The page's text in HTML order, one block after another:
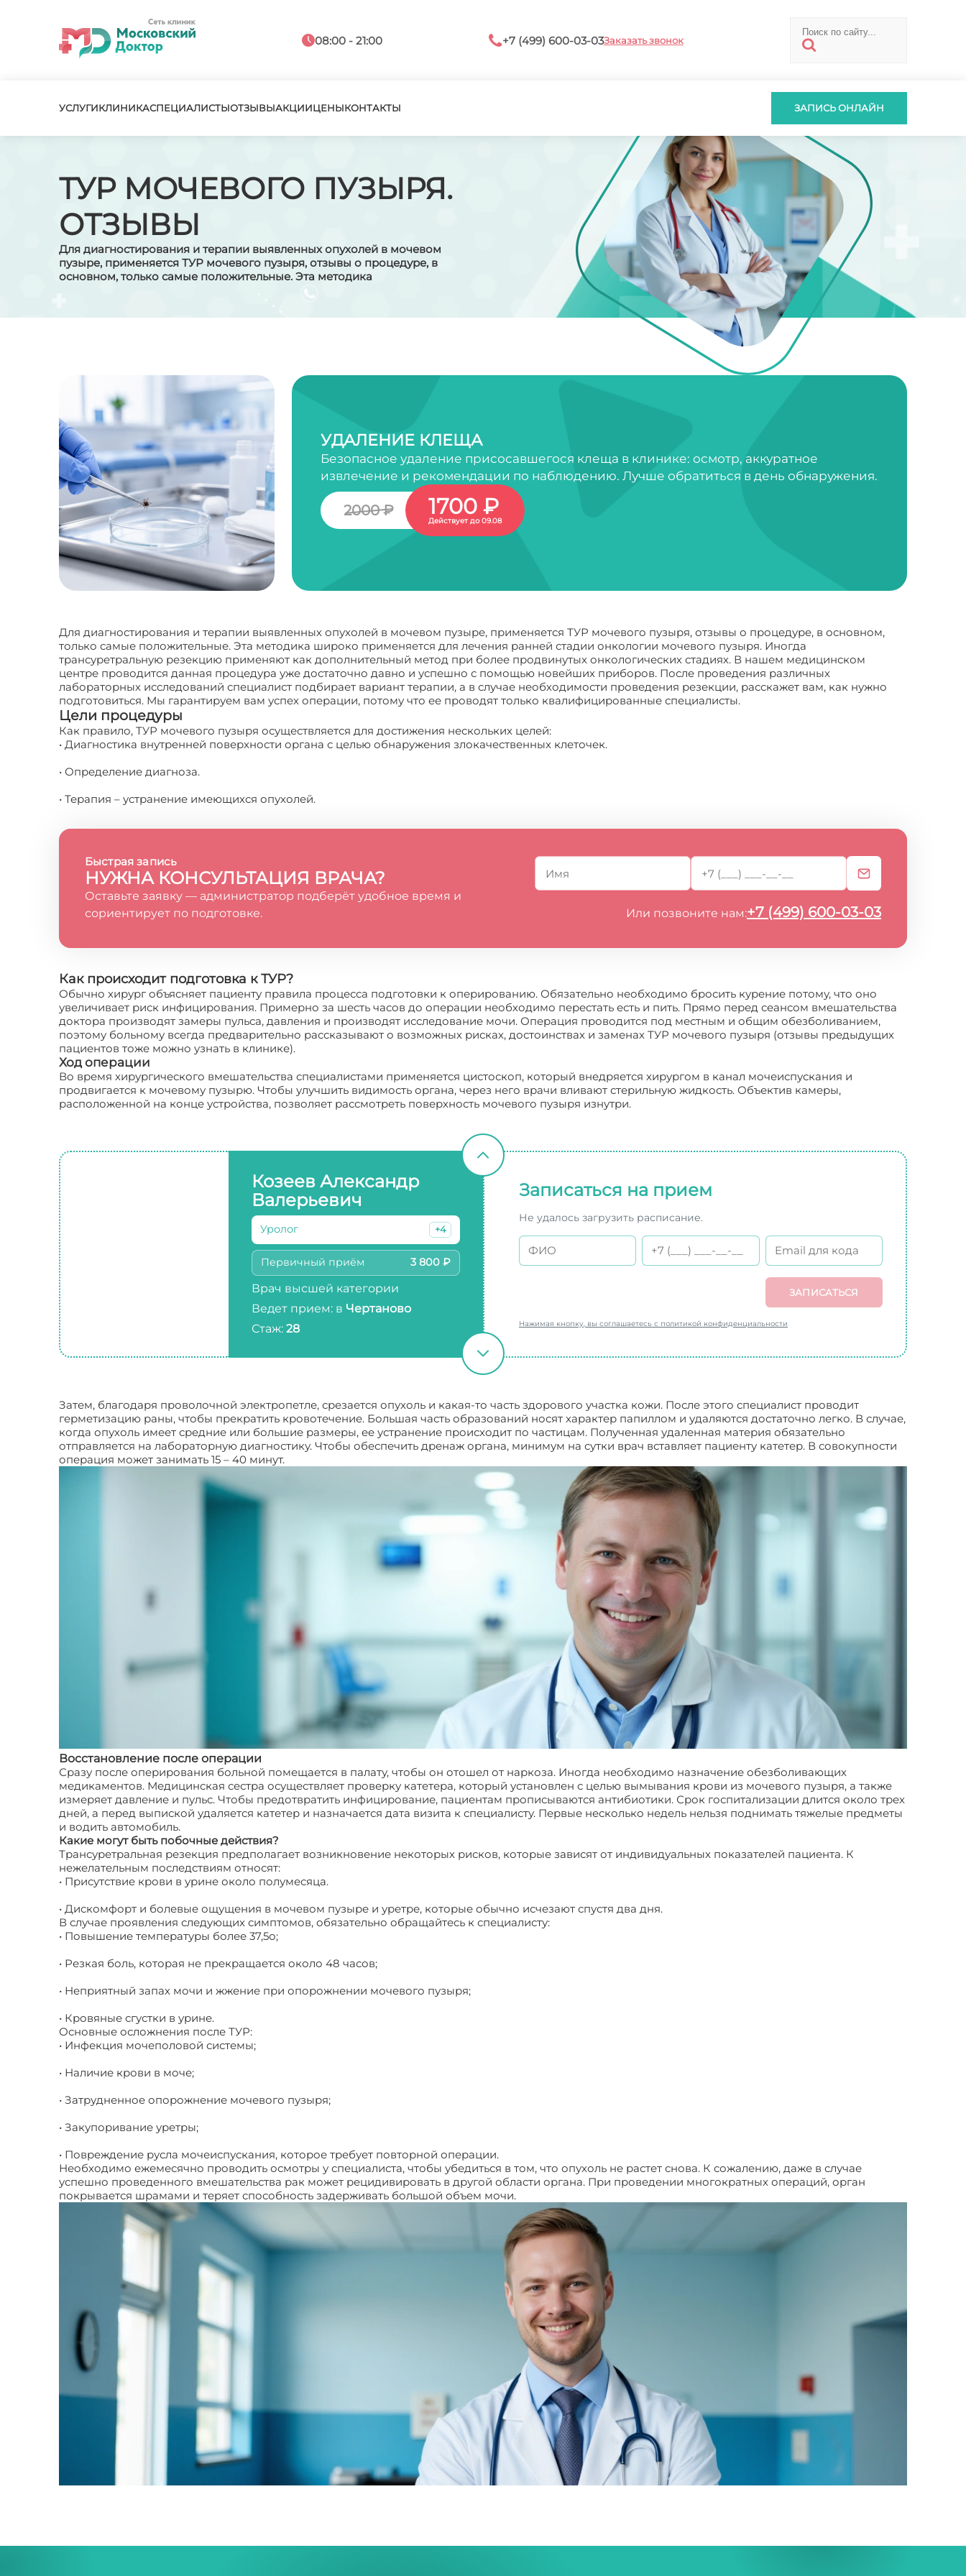
08:00 - 21:00 +7 (499) 600-03-03Заказать звонок
УСЛУГИКЛИНИКАСПЕЦИАЛИСТЫОТЗЫВЫАКЦИИЦЕНЫКОНТАКТЫ ЗАПИСЬ ОНЛАЙН
ТУР МОЧЕВОГО ПУЗЫРЯ.
ОТЗЫВЫ
Для диагностирования и терапии выявленных опухолей в мочевом
пузыре, применяется ТУР мочевого пузыря, отзывы о процедуре, в
основном, только самые положительные. Эта методика
УДАЛЕНИЕ КЛЕЩА
Безопасное удаление присосавшегося клеща в клинике: осмотр, аккуратное
извлечение и рекомендации по наблюдению. Лучше обратиться в день обнаружения.
2000 ₽ 1700 ₽
Действует до 09.08
Для диагностирования и терапии выявленных опухолей в мочевом пузыре, применяется ТУР мочевого пузыря, отзывы о процедуре, в основном,
только самые положительные. Эта методика широко применяется для лечения ранней стадии онкологии мочевого пузыря. Иногда
трансуретральную резекцию применяют как дополнительный метод при более продвинутых онкологических стадиях. В нашем медицинском
центре проводится данная процедура уже достаточно давно и успешно с помощью новейших приборов. После проведения различных
лабораторных исследований специалист подбирает вариант терапии, а в случае необходимости проведения резекции, расскажет вам, как нужно
подготовиться. Мы гарантируем вам успех операции, потому что ее проводят только квалифицированные специалисты.
Цели процедуры
Как правило, ТУР мочевого пузыря осуществляется для достижения нескольких целей:
• Диагностика внутренней поверхности органа с целью обнаружения злокачественных клеточек.
• Определение диагноза.
• Терапия – устранение имеющихся опухолей.
Быстрая запись
НУЖНА КОНСУЛЬТАЦИЯ ВРАЧА?
Оставьте заявку — администратор подберёт удобное время и
сориентирует по подготовке.
Или позвоните нам:+7 (499) 600-03-03
Как происходит подготовка к ТУР?
Обычно хирург объясняет пациенту правила процесса подготовки к оперированию. Обязательно необходимо бросить курение потому, что оно
увеличивает риск инфицирования. Примерно за шесть часов до операции необходимо перестать есть и пить. Прямо перед сеансом вмешательства
доктора производят замеры пульса, давления и производят исследование мочи. Операция проводится под местным и общим обезболиванием,
поэтому больному всегда предварительно рассказывают о возможных рисках, достоинствах и заменах ТУР мочевого пузыря (отзывы предыдущих
пациентов тоже можно узнать в клинике).
Ход операции
Во время хирургического вмешательства специалистами применяется цистоскоп, который внедряется хирургом в канал мочеиспускания и
продвигается к мочевому пузырю. Чтобы улучшить видимость органа, через него врачи вливают стерильную жидкость. Объектив камеры,
расположенной на конце устройства, позволяет рассмотреть поверхность мочевого пузыря изнутри.
Козеев Александр
Валерьевич
Уролог +4
Первичный приём 3 800 ₽
Врач высшей категории
Ведет прием: в Чертаново
Стаж: 28
Записаться на прием
Не удалось загрузить расписание.
ЗАПИСАТЬСЯ
Нажимая кнопку, вы соглашаетесь с политикой конфиденциальности
Затем, благодаря проволочной электропетле, срезается опухоль и какая-то часть здорового участка кожи. После этого специалист проводит
герметизацию раны, чтобы прекратить кровотечение. Большая часть образований носят характер папиллом и удаляются достаточно легко. В случае,
когда опухоль имеет средние или большие размеры, ее устранение происходит по частицам. Полученная удаленная материя обязательно
отправляется на лабораторную диагностику. Чтобы обеспечить дренаж органа, минимум на сутки врач вставляет пациенту катетер. В совокупности
операция может занимать 15 – 40 минут.
Восстановление после операции
Сразу после оперирования больной помещается в палату, чтобы он отошел от наркоза. Иногда необходимо назначение обезболивающих
медикаментов. Медицинская сестра осуществляет проверку катетера, который установлен с целью вымывания крови из мочевого пузыря, а также
измеряет давление и пульс. Чтобы предотвратить инфицирование, пациентам прописываются антибиотики. Срок госпитализации длится около трех
дней, а перед выпиской удаляется катетер и назначается дата визита к специалисту. Первые несколько недель нельзя поднимать тяжелые предметы
и водить автомобиль.
Какие могут быть побочные действия?
Трансуретральная резекция предполагает возникновение некоторых рисков, которые зависят от индивидуальных показателей пациента. К
нежелательным последствиям относят:
• Присутствие крови в урине около полумесяца.
• Дискомфорт и болевые ощущения в мочевом пузыре и уретре, которые обычно исчезают спустя два дня.
В случае проявления следующих симптомов, обязательно обращайтесь к специалисту:
• Повышение температуры более 37,5о;
• Резкая боль, которая не прекращается около 48 часов;
• Неприятный запах мочи и жжение при опорожнении мочевого пузыря;
• Кровяные сгустки в урине.
Основные осложнения после ТУР:
• Инфекция мочеполовой системы;
• Наличие крови в моче;
• Затрудненное опорожнение мочевого пузыря;
• Закупоривание уретры;
• Повреждение русла мочеиспускания, которое требует повторной операции.
Необходимо ежемесячно проводить осмотры у специалиста, чтобы убедиться в том, что опухоль не растет снова. К сожалению, даже в случае
успешно проведенного вмешательства рак может рецидивировать в другой области органа. При проведении многократных операций, орган
покрывается шрамами и теряет способность задерживать большой объем мочи.